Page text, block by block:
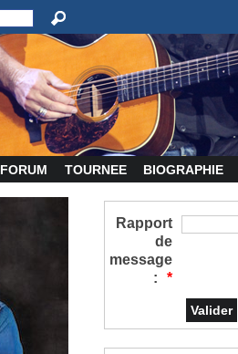
FORUM TOURNEE BIOGRAPHIE
Rapport
de
message
:
*